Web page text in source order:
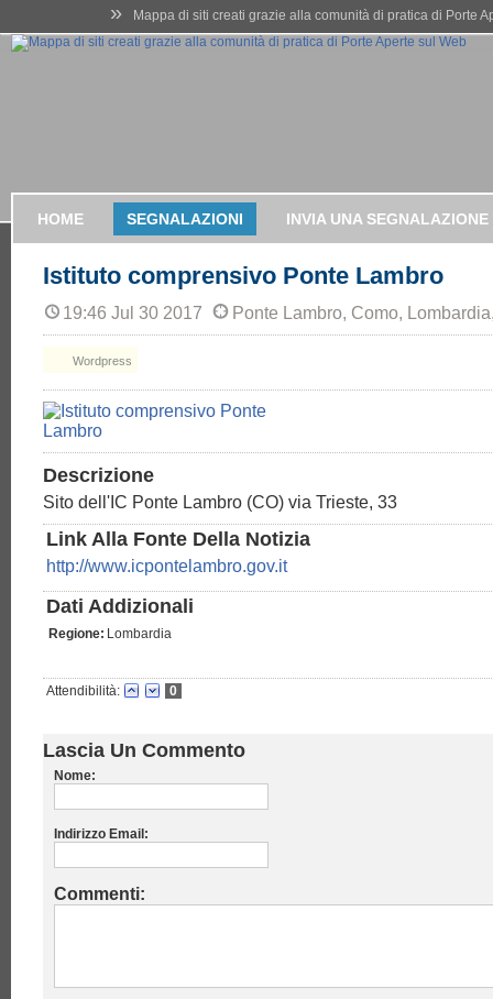
» Mappa di siti creati grazie alla comunità di pratica di Porte
HOME SEGNALAZIONI INVIA UNA SEGNALAZIONE
Istituto comprensivo Ponte Lambro
19:46 Jul 30 2017 Ponte Lambro, Como,
Wordpress
Descrizione
Sito dell'IC Ponte Lambro (CO) via Trieste, 33
Link Alla Fonte Della Notizia
http://www.icpontelambro.gov.it
Dati Addizionali
Regione: Lombardia
Attendibilità: 0
Lascia Un Commento
Nome:
Indirizzo Email:
Commenti: